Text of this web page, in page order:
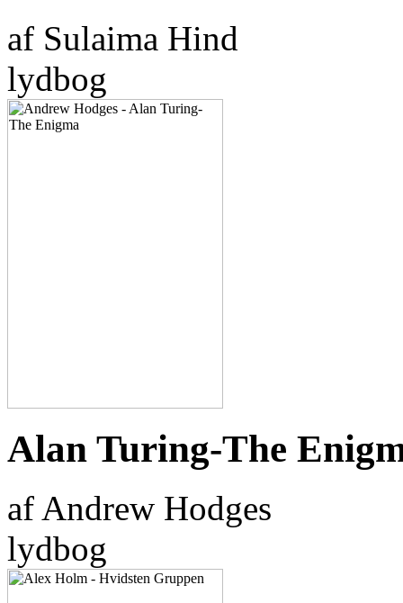
af Sulaima Hind
lydbog
Alan Turing-The
af Andrew Hodges
lydbog